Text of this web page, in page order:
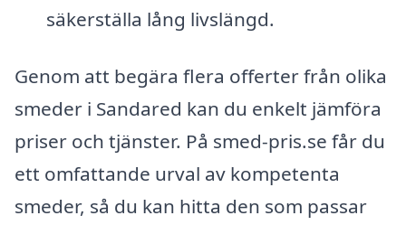
säkerställa lång livslängd.
Genom att begära flera offerter från olika
smeder i Sandared kan du enkelt jämföra
priser och tjänster. På smed-pris.se får du
ett omfattande urval av kompetenta
smeder, så du kan hitta den som passar